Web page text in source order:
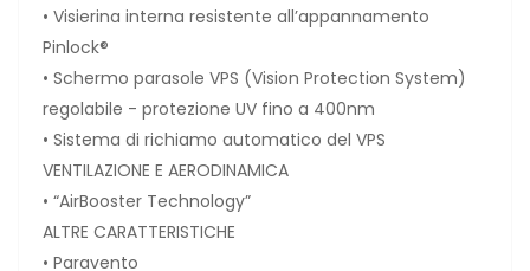
• Visierina interna resistente all’appannamento
Pinlock®
• Schermo parasole VPS (Vision Protection System)
regolabile - protezione UV fino a 400nm
• Sistema di richiamo automatico del VPS
VENTILAZIONE E AERODINAMICA
• “AirBooster Technology”
ALTRE CARATTERISTICHE
• Paravento